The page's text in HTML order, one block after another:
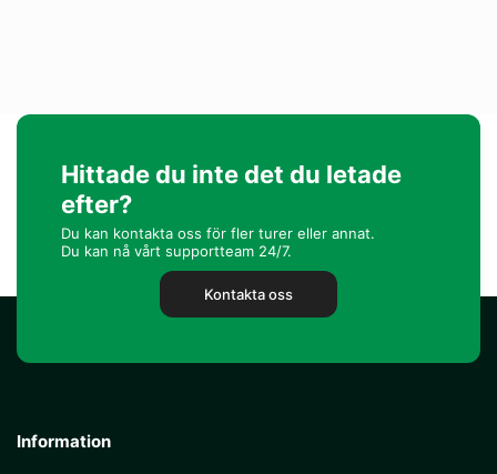
Hittade du inte det du letade
efter?
Du kan kontakta oss för fler turer eller annat.
Du kan nå vårt supportteam 24/7.
Kontakta oss
Information